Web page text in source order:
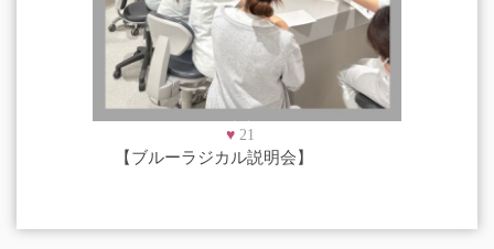
♥ 21
【ブルーラジカル説明会】